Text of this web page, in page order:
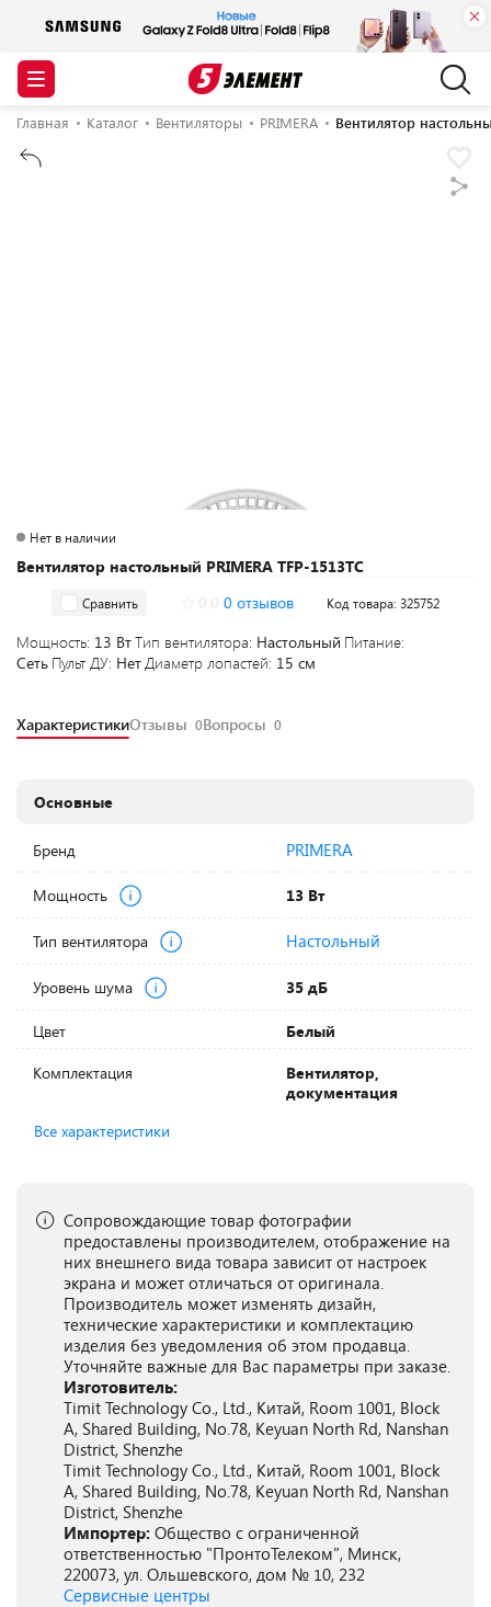
Главная Каталог Вентиляторы PRIMERA Вентилятор
Вентилятор настольный PRIMERA TFP-1513TC
Нет в наличии
Сравнить 0 отзывов Код товара: 325752
Мощность: 13 ВтТип вентилятора: Настольный Питание:
Сеть Пульт ДУ: НетДиаметр лопастей: 15 см
ХарактеристикиОтзывы 0Вопросы 0
Основные
Бренд PRIMERA
Мощность 13 Вт
Тип вентилятора Настольный
Уровень шума 35 дБ
Цвет
Белый
Комплектация
Вентилятор,
документация
Все характеристики
Сопровождающие товар фотографии
предоставлены производителем, отображение на
них внешнего вида товара зависит от настроек
экрана и может отличаться от оригинала.
Производитель может изменять дизайн,
технические характеристики и комплектацию
изделия без уведомления об этом продавца.
Уточняйте важные для Вас параметры при заказе.
Изготовитель:
Timit Technology Co., Ltd., Китай, Room 1001, Block
A, Shared Building, No.78, Keyuan North Rd, Nanshan
District, Shenzhe
Timit Technology Co., Ltd., Китай, Room 1001, Block
A, Shared Building, No.78, Keyuan North Rd, Nanshan
District, Shenzhe
Импортер: Общество с ограниченной
ответственностью "ПронтоТелеком", Минск,
220073, ул. Ольшевского, дом № 10, 232
Сервисные центры